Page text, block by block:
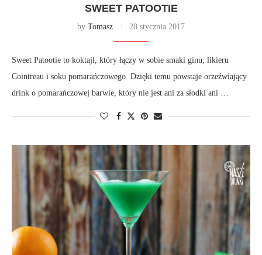
SWEET PATOOTIE
by Tomasz 28 stycznia 2017
Sweet Patootie to koktajl, który łączy w sobie smaki ginu, likieru
Cointreau i soku pomarańczowego. Dzięki temu powstaje orzeźwiający
drink o pomarańczowej barwie, który nie jest ani za słodki ani …